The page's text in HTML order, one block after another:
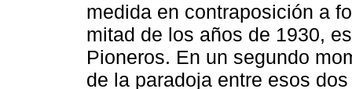
medida en contraposición a
mitad de los años de 1930,
Pioneros. En un segundo
de la paradoja entre esos